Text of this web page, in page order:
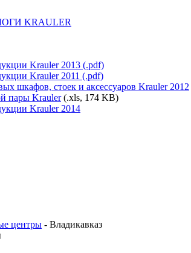
KRAULER
Krauler 2013 (.pdf)
Krauler 2011 (.pdf)
шкафов, стоек и аксессуаров Krauler 2012
пары Krauler(.xls, 174 KB)
Krauler 2014
центры - Владикавказ